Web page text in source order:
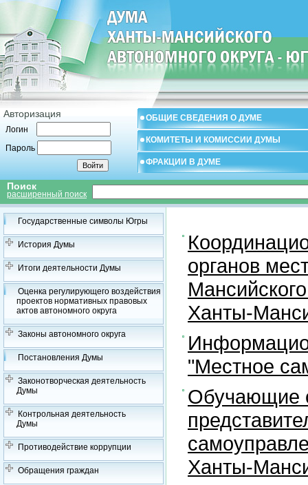
Авторизация
Логин
Пароль
ОБЩИЕ СВЕДЕНИЯ О ДУМЕ
КОМИТЕТЫ И КОМИССИИ ДУМЫ
ФРАКЦИИ В ДУМЕ
Поиск
расширенный поиск
Государственные символы Югры
История Думы
Итоги деятельности Думы
Оценка регулирующего воздействия
проектов нормативных правовых
актов автономного округа
Законы автономного округа
Постановления Думы
Законотворческая деятельность
Думы
Контрольная деятельность
Думы
Противодействие коррупции
Обращения граждан
органов
Ханты-
"Местное
Обучающие
Ханты-